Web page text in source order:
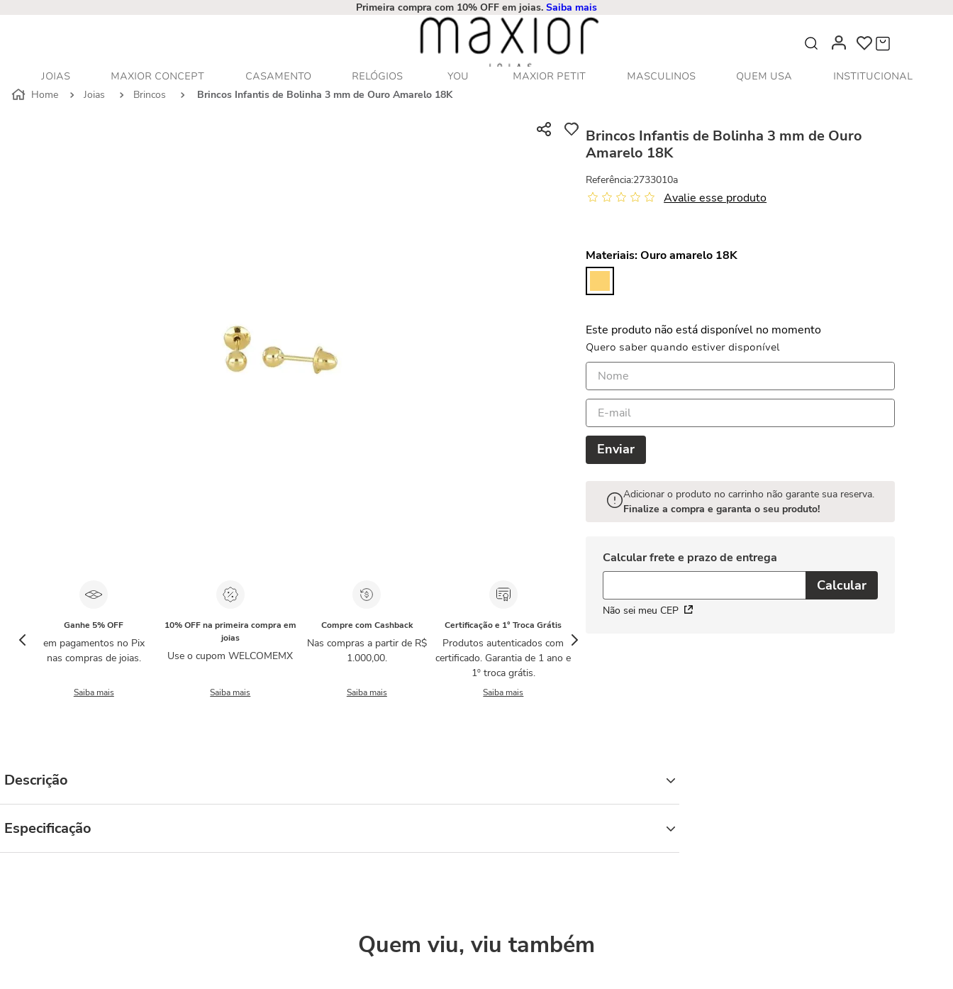
Primeira compra com 10% OFF em joias. Saiba mais
O que você procura?
JOIAS MAXIOR CONCEPT CASAMENTO RELÓGIOS YOU MAXIOR PETIT MASCULINOS QUEM USA
INSTITUCIONAL
Joias
Brincos Brincos Infantis de Bolinha 3 mm de Ouro Amarelo 18K
Ganhe 5% OFF
em pagamentos no Pix
nas compras de joias.
Saiba mais
10% OFF na primeira compra em
joias
Use o cupom WELCOMEMX
Saiba mais
Compre com Cashback
Nas compras a partir de R$
1.000,00.
Saiba mais
Certificação e 1° Troca Grátis
Produtos autenticados com
certificado. Garantia de 1 ano e
1º troca grátis.
Saiba mais
Brincos Infantis de Bolinha 3 mm de Ouro
Amarelo 18K
Referência:2733010a
Avalie esse produto
Materiais:Ouro amarelo 18K
Este produto não está disponível no momento
Quero saber quando estiver disponível
Enviar
Adicionar o produto no carrinho não garante sua reserva.
Finalize a compra e garanta o seu produto!
Não sei meu CEP
Descrição
Especificação
Quem viu, viu também